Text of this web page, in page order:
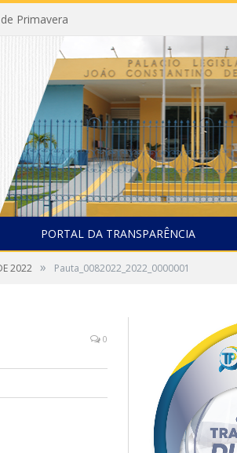
Primavera
PORTAL DA TRANSPARÊNCIA
2022 » Pauta_0082022_2022_0000001
0